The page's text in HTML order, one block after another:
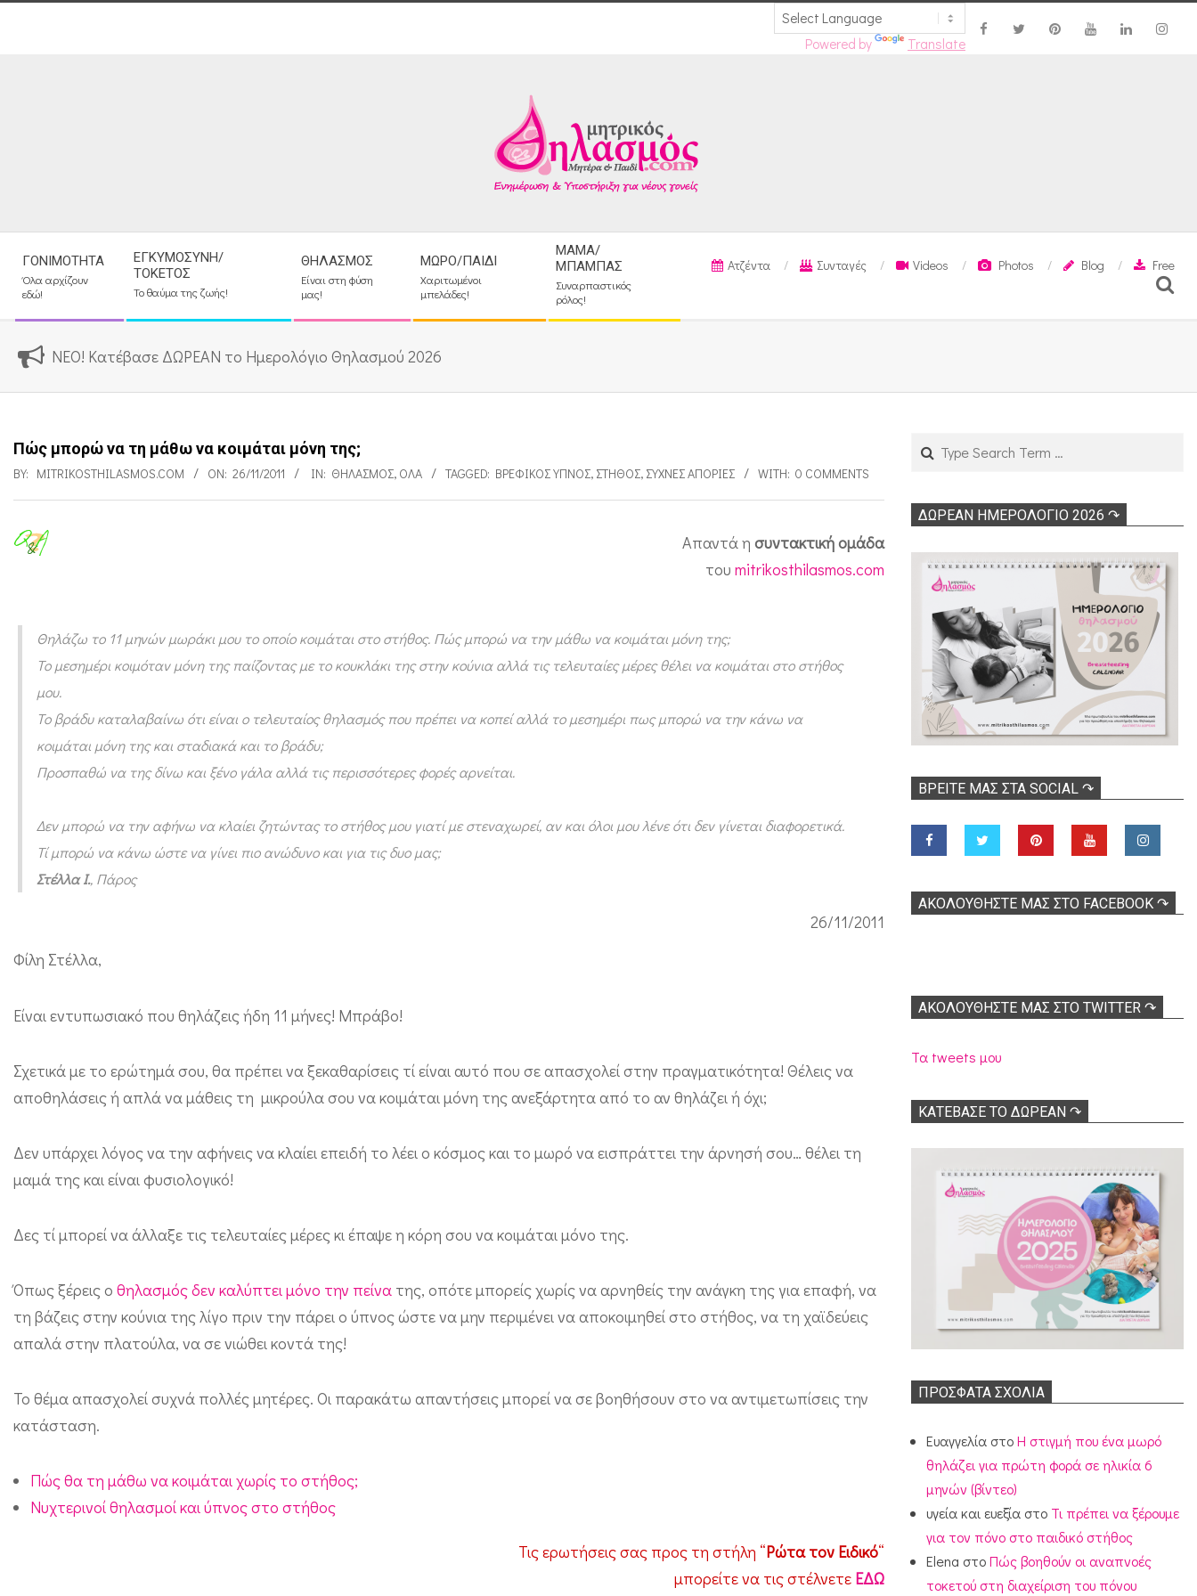
Powered by Translate
Navigation
Menu
ΓΟΝΙΜΌΤΗΤΑ
Όλα αρχίζουν
εδώ!
ΕΓΚΥΜΟΣΎΝΗ/
ΤΟΚΕΤΌΣ
Το θαύμα της ζωής!
ΘΗΛΑΣΜΌΣ
Είναι στη φύση
μας!
ΜΩΡΌ/ΠΑΙΔΊ
Χαριτωμένοι
μπελάδες!
ΜΑΜΆ/
ΜΠΑΜΠΆΣ
Συναρπαστικός
ρόλος!
Ατζέντα Συνταγές Videos Photos Blog
Free
Search
ΝΕΟ! Κατέβασε ΔΩΡΕΑΝ το Ημερολόγιο Θηλασμού 2026
Πώς μπορώ να τη μάθω να κοιμάται μόνη της;
BY: MITRIKOSTHILASMOS.COM ON: 26/11/2011 IN: ΘΗΛΑΣΜΌΣ, ΌΛΑ TAGGED: ΒΡΕΦΙΚΌΣ ΎΠΝΟΣ, ΣΤΉΘΟΣ, ΣΥΧΝΈΣ ΑΠΟΡΊΕΣ WITH: 0 COMMENTS
ς
θ
ν
κ
ο
μ
ά
α
η
τ
ς
;
Απαντά η συντακτική ομάδα
του mitrikosthilasmos.com
Θηλάζω το 11 μηνών μωράκι μου το οποίο κοιμάται στο στήθος. Πώς μπορώ να την μάθω να κοιμάται μόνη της;
Το μεσημέρι κοιμόταν μόνη της παίζοντας με το κουκλάκι της στην κούνια αλλά τις τελευταίες μέρες θέλει να κοιμάται στο στήθος
μου.
Το βράδυ καταλαβαίνω ότι είναι ο τελευταίος θηλασμός που πρέπει να κοπεί αλλά το μεσημέρι πως μπορώ να την κάνω να
κοιμάται μόνη της και σταδιακά και το βράδυ;
Προσπαθώ να της δίνω και ξένο γάλα αλλά τις περισσότερες φορές αρνείται.
Δεν μπορώ να την αφήνω να κλαίει ζητώντας το στήθος μου γιατί με στεναχωρεί, αν και όλοι μου λένε ότι δεν γίνεται διαφορετικά.
Τί μπορώ να κάνω ώστε να γίνει πιο ανώδυνο και για τις δυο μας;
Στέλλα Ι., Πάρος
26/11/2011
Φίλη Στέλλα,
Είναι εντυπωσιακό που θηλάζεις ήδη 11 μήνες! Μπράβο!
Σχετικά με το ερώτημά σου, θα πρέπει να ξεκαθαρίσεις τί είναι αυτό που σε απασχολεί στην πραγματικότητα! Θέλεις να
αποθηλάσεις ή απλά να μάθεις τη μικρούλα σου να κοιμάται μόνη της ανεξάρτητα από το αν θηλάζει ή όχι;
Δεν υπάρχει λόγος να την αφήνεις να κλαίει επειδή το λέει ο κόσμος και το μωρό να εισπράττει την άρνησή σου… θέλει τη
μαμά της και είναι φυσιολογικό!
Δες τί μπορεί να άλλαξε τις τελευταίες μέρες κι έπαψε η κόρη σου να κοιμάται μόνο της.
Όπως ξέρεις ο θηλασμός δεν καλύπτει μόνο την πείνα της, οπότε μπορείς χωρίς να αρνηθείς την ανάγκη της για επαφή, να
τη βάζεις στην κούνια της λίγο πριν την πάρει ο ύπνος ώστε να μην περιμένει να αποκοιμηθεί στο στήθος, να τη χαϊδεύεις
απαλά στην πλατούλα, να σε νιώθει κοντά της!
Το θέμα απασχολεί συχνά πολλές μητέρες. Οι παρακάτω απαντήσεις μπορεί να σε βοηθήσουν στο να αντιμετωπίσεις την
κατάσταση.
Πώς θα τη μάθω να κοιμάται χωρίς το στήθος;
Νυχτερινοί θηλασμοί και ύπνος στο στήθος
Τις ερωτήσεις σας προς τη στήλη “Ρώτα τον Ειδικό“
μπορείτε να τις στέλνετε ΕΔΩ
Search
ΔΩΡΕΑΝ ΗΜΕΡΟΛΟΓΙΟ 2026 ↷
ΒΡΕΊΤΕ ΜΑΣ ΣΤΑ SOCIAL ↷
ΑΚΟΛOΥΘΉΣΤΕ ΜΑΣ ΣΤΟ FACEBOOK ↷
ΑΚΟΛΟΥΘΉΣΤΕ ΜΑΣ ΣΤΟ TWITTER ↷
Τα tweets μου
ΚΑΤΕΒΑΣΕ ΤΟ ΔΩΡΕΑΝ ↷
ΠΡΌΣΦΑΤΑ ΣΧΌΛΙΑ
Ευαγγελία στοΗ στιγμή που ένα μωρό
θηλάζει για πρώτη φορά σε ηλικία 6
μηνών (βίντεο)
υγεία και ευεξία στο Τι πρέπει να ξέρουμε
για τον πόνο στο παιδικό στήθος
Elena στοΠώς βοηθούν οι αναπνοές
τοκετού στη διαχείριση του πόνου